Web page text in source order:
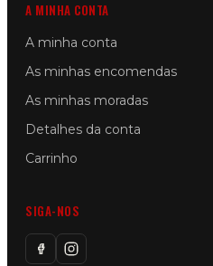
A MINHA CONTA
A minha conta
As minhas encomendas
As minhas moradas
Detalhes da conta
Carrinho
SIGA-NOS